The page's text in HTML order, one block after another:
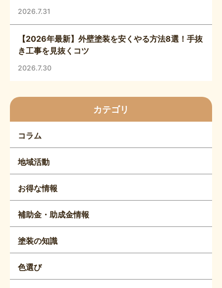
2026.7.31
【2026年最新】外壁塗装を安くやる方法8選！手抜
き工事を見抜くコツ
2026.7.30
カテゴリ
コラム
地域活動
お得な情報
補助金・助成金情報
塗装の知識
色選び